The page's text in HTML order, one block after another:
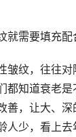
需要填充配
皱纹，往往
都知道衰老
善，让大、
人少，看上